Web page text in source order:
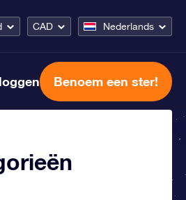
CAD Nederlands
Benoem een ster!